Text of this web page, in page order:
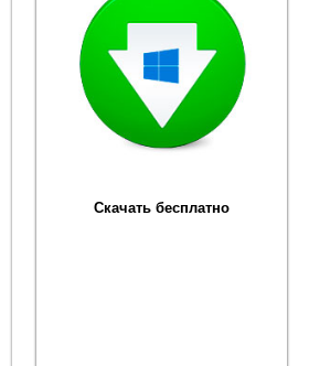
Скачать бесплатно